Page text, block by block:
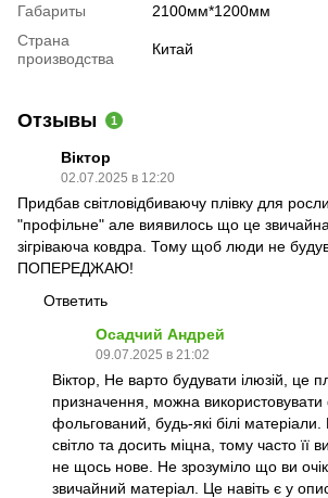
Габариты
2100мм*1200мм
Страна
производства
Китай
Отзывы 1
Віктор
02.07.2025 в 12:20
Придбав світловідбиваючу плівку для
"профільне" але виявилось що це
зігріваюча ковдра. Тому щоб люди не
ПОПЕРЕДЖАЮ!
Ответить
Осадчий Андрей
09.07.2025 в 21:02
Віктор, Не варто будувати ілюзій, це
призначення, можна використовувати
фольгований, будь-які білі матеріали.
світло та досить міцна, тому часто її
не щось нове. Не зрозуміло що ви
звичайний матеріал. Це навіть є у